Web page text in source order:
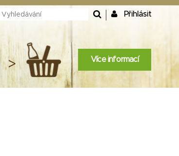
Přihlásit
> Více informací